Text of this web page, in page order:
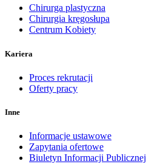
Chirurga plastyczna
Chirurgia kręgosłupa
Centrum Kobiety
Kariera
Proces rekrutacji
Oferty pracy
Inne
Informacje ustawowe
Zapytania ofertowe
Biuletyn Informacji Publicznej